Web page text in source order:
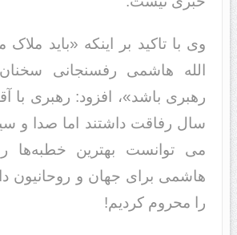
وی با تاکید بر اینکه «باید
الله هاشمی رفسنجانی
می توانست بهترین خطبه‌ها
هاشمی برای جهان و روحانیون
را محروم کردیم!